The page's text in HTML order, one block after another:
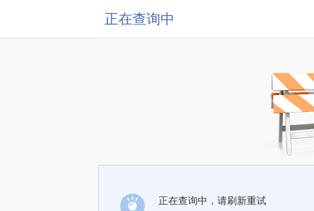
正在查询中
正在查询中，请刷新重试